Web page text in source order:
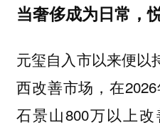
当奢侈成为日常，
元玺自入市以来便以
西改善市场，在
石景山800万以上